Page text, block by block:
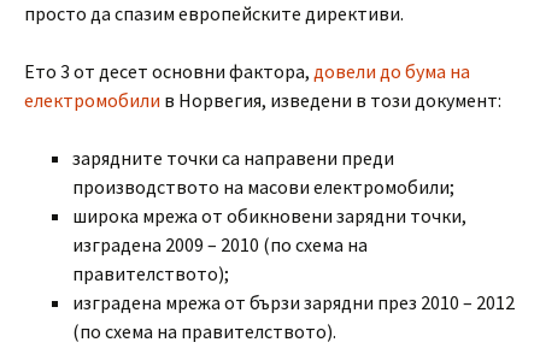
просто да спазим европейските директиви.
Ето 3 от десет основни фактора, довели до бума на
електромобили в Норвегия, изведени в този документ:
зарядните точки са направени преди
производството на масови електромобили;
широка мрежа от обикновени зарядни точки,
изградена 2009 – 2010 (по схема на
правителството);
изградена мрежа от бързи зарядни през 2010 – 2012
(по схема на правителството).